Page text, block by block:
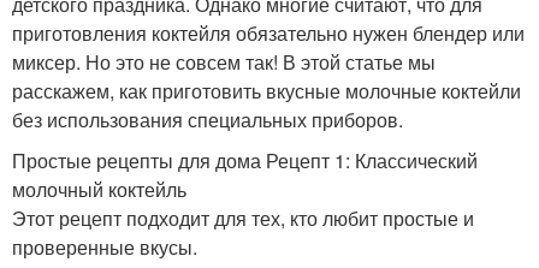
приготовления коктейля обязательно нужен блендер или
миксер. Но это не совсем так! В этой статье мы
расскажем, как приготовить вкусные молочные коктейли
без использования специальных приборов.
Простые рецепты для дома Рецепт 1: Классический
молочный коктейль
Этот рецепт подходит для тех, кто любит простые и
проверенные вкусы.